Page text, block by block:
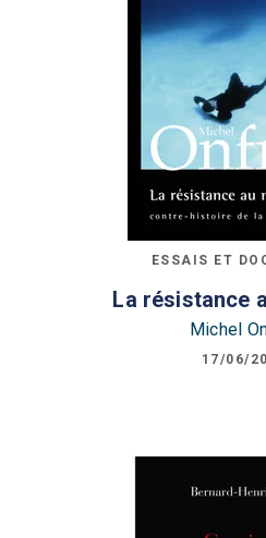
ESSAIS ET
La résistance
Michel
17/06/